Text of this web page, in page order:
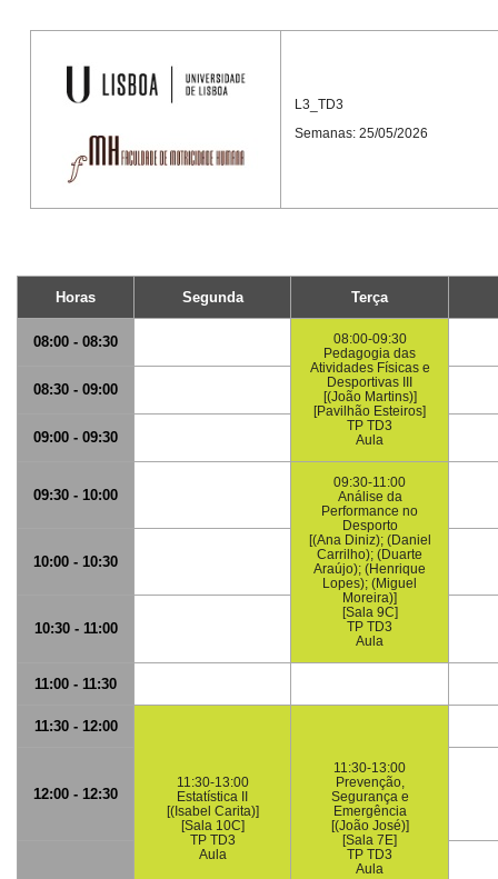
L3_TD3
Semanas: 25/05/2026
Horas Segunda Terça
08:00 - 08:30
08:00-09:30
Pedagogia das
Atividades Físicas e
Desportivas III
[(João Martins)]
[Pavilhão Esteiros]
TP TD3
Aula
08:30 - 09:00
09:00 - 09:30
09:30 - 10:00
09:30-11:00
Análise da
Performance no
Desporto
[(Ana Diniz); (Daniel
Carrilho); (Duarte
Araújo); (Henrique
Lopes); (Miguel
Moreira)]
[Sala 9C]
TP TD3
Aula
10:00 - 10:30
10:30 - 11:00
11:00 - 11:30
11:30 - 12:00
11:30-13:00
Estatística II
[(Isabel Carita)]
[Sala 10C]
TP TD3
Aula
11:30-13:00
Prevenção,
Segurança e
Emergência
[(João José)]
[Sala 7E]
TP TD3
Aula
12:00 - 12:30